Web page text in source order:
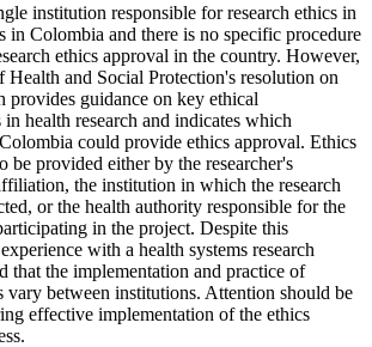
institution responsible for research ethics in
in Colombia and there is no specific procedure
ethics approval in the country. However,
and Social Protection's resolution on
provides guidance on key ethical
in health research and indicates which
could provide ethics approval. Ethics
be provided either by the researcher's
the institution in which the research
or the health authority responsible for the
in the project. Despite this
with a health systems research
that the implementation and practice of
vary between institutions. Attention should be
effective implementation of the ethics